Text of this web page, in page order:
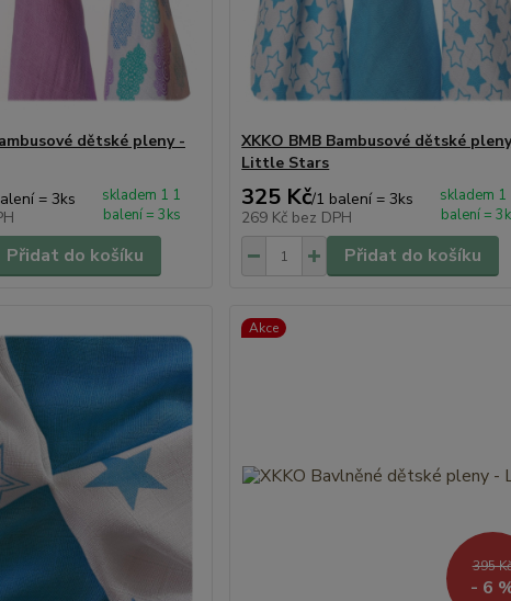
dětské pleny -
= 3ks
skladem 1 1
balení = 3ks
Přidat do košíku
XKKO BMB Bambusové dětské
Little Stars
325 Kč/1 balení = 3ks
269 Kč bez DPH
skladem 1
balení =
Přidat do košíku
Akce
395
- 6